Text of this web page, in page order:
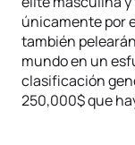
únicamente por
también
mundo en un
clasificación
250,000$ que